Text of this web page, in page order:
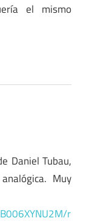
el mismo
Daniel Tubau,
Muy
r